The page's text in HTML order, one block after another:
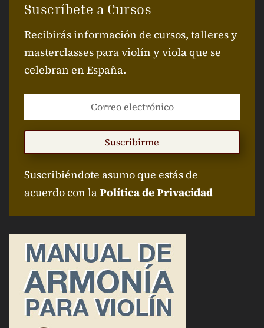
Suscríbete a Cursos
Recibirás información de cursos, talleres y
masterclasses para violín y viola que se
celebran en España.
Suscribirme
Suscribiéndote asumo que estás de
acuerdo con laPolítica de Privacidad